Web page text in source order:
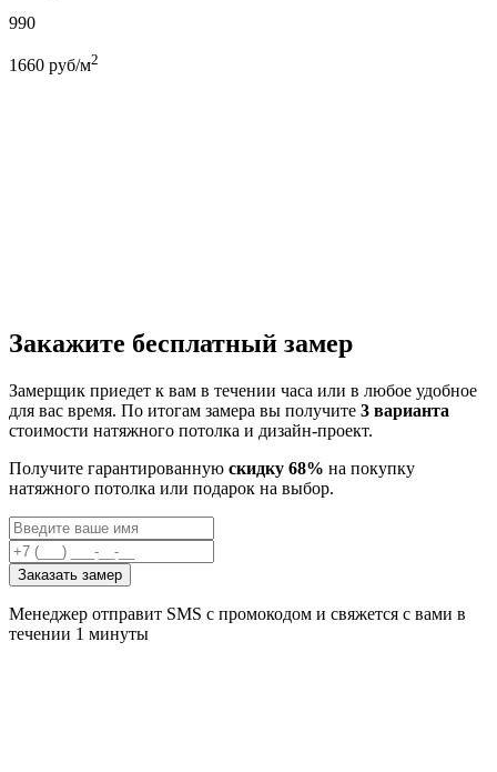
990
1660 руб/м2
Закажите бесплатный замер
Замерщик приедет к вам в течении часа или в любое удобное
для вас время. По итогам замера вы получите 3 варианта
стоимости натяжного потолка и дизайн-проект.
Получите гарантированную скидку 68% на покупку
натяжного потолка или подарок на выбор.
Заказать замер
Менеджер отправит SMS с промокодом и свяжется с вами в
течении 1 минуты